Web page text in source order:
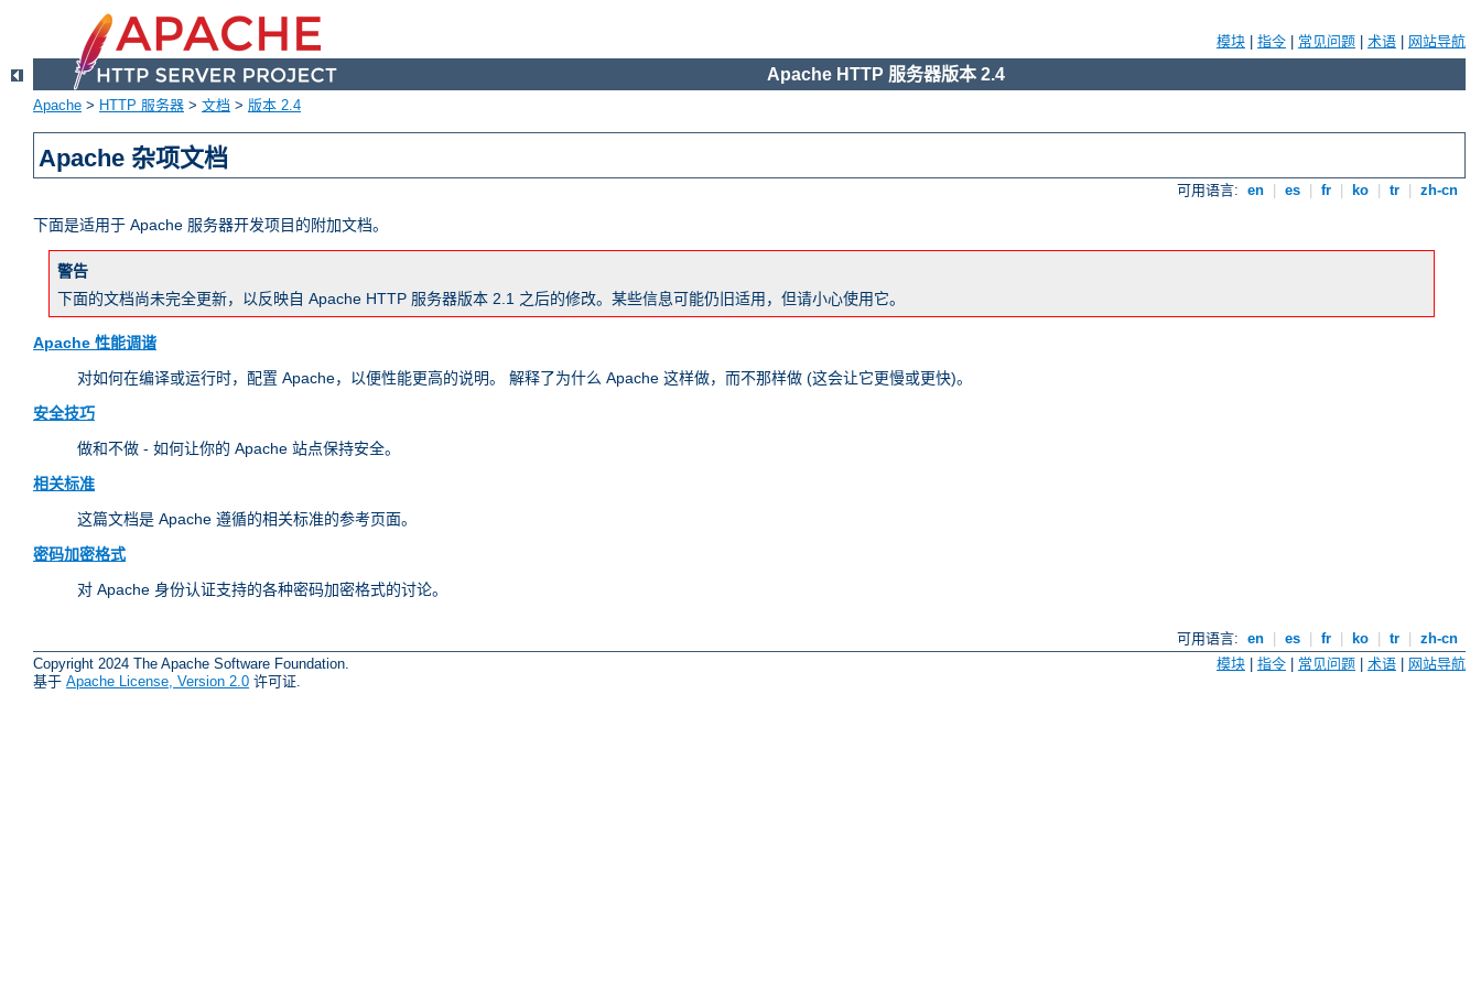
模块 指令 常见问题 术语 网站导航
Apache HTTP 服务器版本 2.4
Apache > HTTP 服务器 > 文档 > 版本 2.4
Apache 杂项文档
可用语言: en es fr ko tr zh-cn
下面是适用于 Apache 服务器开发项目的附加文档。
警告
下面的文档尚未完全更新，以反映自 Apache HTTP 服务器版本 2.1 之后的修改。某些信息可能仍旧适用，但请小心使用它。
Apache 性能调谐
对如何在编译或运行时，配置 Apache，以便性能更高的说明。 解释了为什么 Apache 这样做，而不那样做 (这会让它更慢或更快)。
安全技巧
做和不做 - 如何让你的 Apache 站点保持安全。
相关标准
这篇文档是 Apache 遵循的相关标准的参考页面。
密码加密格式
对 Apache 身份认证支持的各种密码加密格式的讨论。
可用语言: en es fr ko tr
zh-cn
Copyright 2024 The Apache Software Foundation.
基于 Apache License, Version 2.0 许可证.
模块 | 指令 | 常见问题 | 术语 | 网站导航